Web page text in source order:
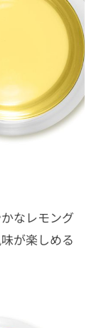
なレモング
が楽しめる